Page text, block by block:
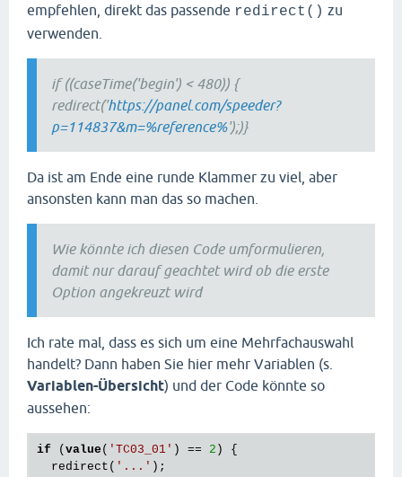
empfehlen, direkt das passende redirect() zu
verwenden.
if ((caseTime('begin') < 480)) {
redirect('https://panel.com/speeder?
p=114837&m=%reference%');)}
Da ist am Ende eine runde Klammer zu viel, aber
ansonsten kann man das so machen.
Wie könnte ich diesen Code umformulieren,
damit nur darauf geachtet wird ob die erste
Option angekreuzt wird
Ich rate mal, dass es sich um eine Mehrfachauswahl
handelt? Dann haben Sie hier mehr Variablen (s.
Variablen-Übersicht) und der Code könnte so
aussehen:
if (value ( 'TC03_01' ) == 2 ) {
  redirect(
'...' );